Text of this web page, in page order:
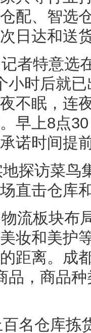
配、智选
日达和送
者特意选
小时后就
不眠，连
早上8点
诺时间提
探访菜鸟
直击仓库
流板块布
妆和美护
距离。成
品，商品
名仓库拣